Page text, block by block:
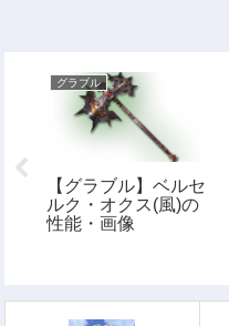
グラブル
【グラブル】ベルセ
ルク・オクス(風)の
性能・画像